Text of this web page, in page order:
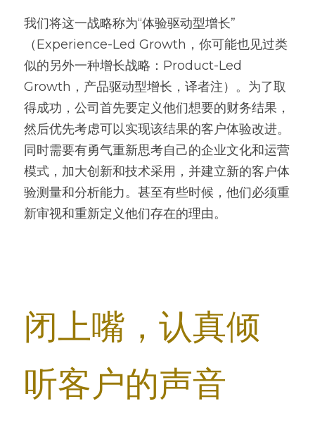
我们将这一战略称为“体验驱动型增长”
（Experience-Led Growth，你可能也见过类
似的另外一种增长战略：Product-Led
Growth，产品驱动型增长，译者注）。为了取
得成功，公司首先要定义他们想要的财务结果，
然后优先考虑可以实现该结果的客户体验改进。
同时需要有勇气重新思考自己的企业文化和运营
模式，加大创新和技术采用，并建立新的客户体
验测量和分析能力。甚至有些时候，他们必须重
新审视和重新定义他们存在的理由。
闭上嘴，认真倾
听客户的声音